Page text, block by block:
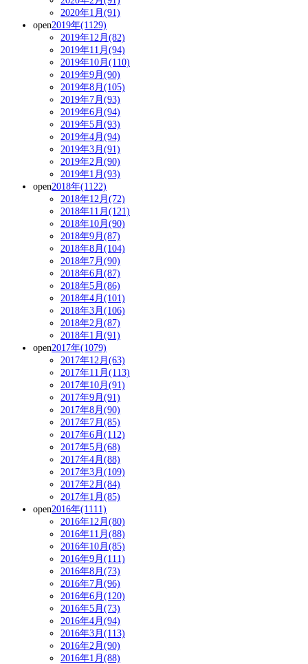
2020年1月(91)
open2019年(1129)
2019年12月(82)
2019年11月(94)
2019年10月(110)
2019年9月(90)
2019年8月(105)
2019年7月(93)
2019年6月(94)
2019年5月(93)
2019年4月(94)
2019年3月(91)
2019年2月(90)
2019年1月(93)
open2018年(1122)
2018年12月(72)
2018年11月(121)
2018年10月(90)
2018年9月(87)
2018年8月(104)
2018年7月(90)
2018年6月(87)
2018年5月(86)
2018年4月(101)
2018年3月(106)
2018年2月(87)
2018年1月(91)
open2017年(1079)
2017年12月(63)
2017年11月(113)
2017年10月(91)
2017年9月(91)
2017年8月(90)
2017年7月(85)
2017年6月(112)
2017年5月(68)
2017年4月(88)
2017年3月(109)
2017年2月(84)
2017年1月(85)
open2016年(1111)
2016年12月(80)
2016年11月(88)
2016年10月(85)
2016年9月(111)
2016年8月(73)
2016年7月(96)
2016年6月(120)
2016年5月(73)
2016年4月(94)
2016年3月(113)
2016年2月(90)
2016年1月(88)